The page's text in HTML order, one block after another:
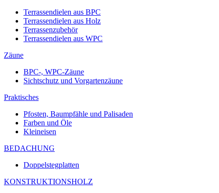
Terrassendielen aus BPC
Terrassendielen aus Holz
Terrassenzubehör
Terrassendielen aus WPC
Zäune
BPC-, WPC-Zäune
Sichtschutz und Vorgartenzäune
Praktisches
Pfosten, Baumpfähle und Palisaden
Farben und Öle
Kleineisen
BEDACHUNG
Doppelstegplatten
KONSTRUKTIONSHOLZ